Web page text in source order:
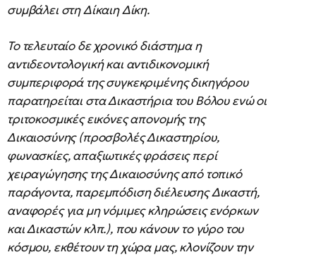
συμβάλει στη Δίκαιη Δίκη.
Το τελευταίο δε χρονικό διάστημα η
αντιδεοντολογική και αντιδικονομική
συμπεριφορά της συγκεκριμένης δικηγόρου
παρατηρείται στα Δικαστήρια του Βόλου ενώ οι
τριτοκοσμικές εικόνες απονομής της
Δικαιοσύνης (προσβολές Δικαστηρίου,
φωνασκίες, απαξιωτικές φράσεις περί
χειραγώγησης της Δικαιοσύνης από τοπικό
παράγοντα, παρεμπόδιση διέλευσης Δικαστή,
αναφορές για μη νόμιμες κληρώσεις ενόρκων
και Δικαστών κλπ.), που κάνουν το γύρο του
κόσμου, εκθέτουν τη χώρα μας, κλονίζουν την